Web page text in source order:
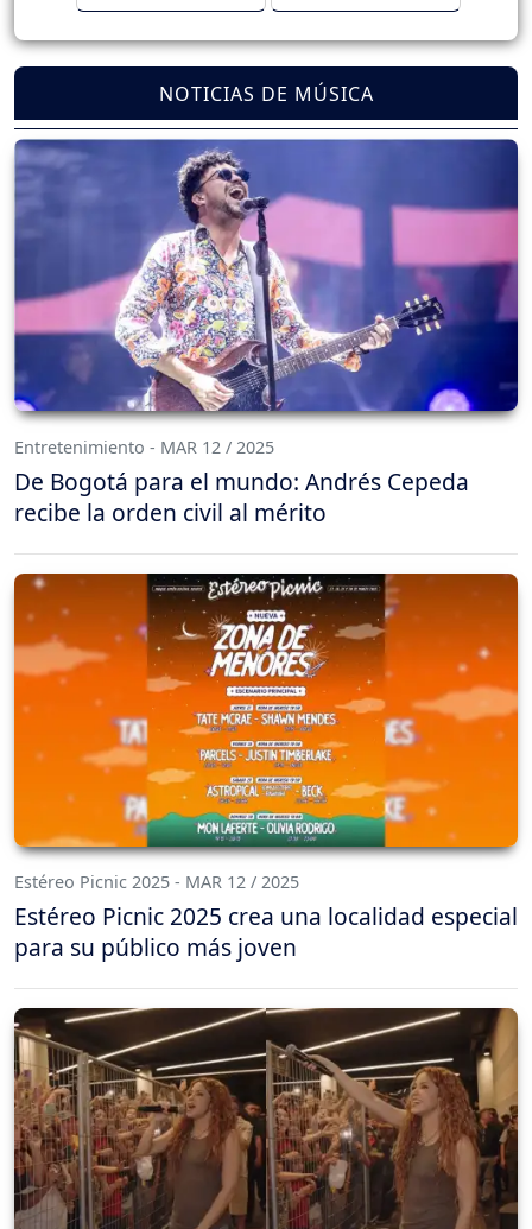
NOTICIAS DE MÚSICA
Entretenimiento - MAR 12 / 2025
De Bogotá para el mundo: Andrés Cepeda
recibe la orden civil al mérito
Estéreo Picnic 2025 - MAR 12 / 2025
Estéreo Picnic 2025 crea una localidad especial
para su público más joven